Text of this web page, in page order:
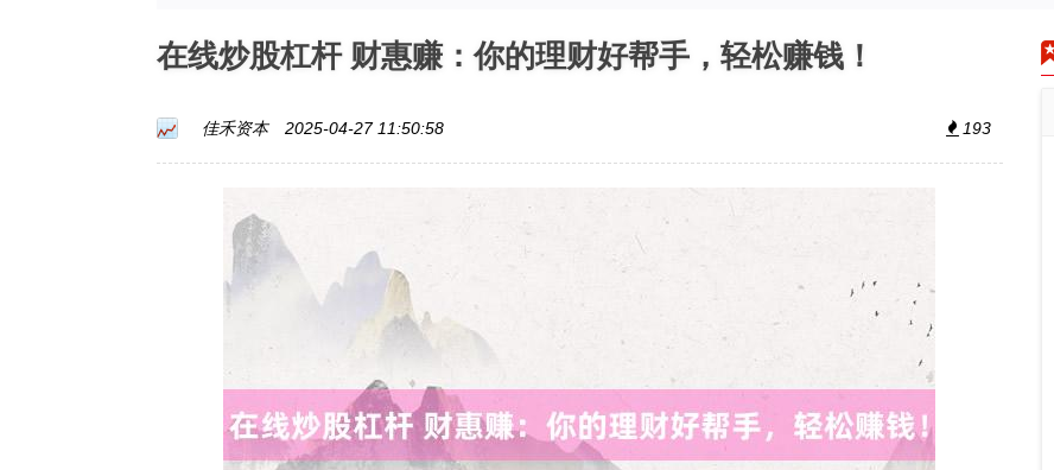
在线炒股杠杆 财惠赚：你的理财好帮手，轻松赚钱！
佳禾资本 2025-04-27 11:50:58 193